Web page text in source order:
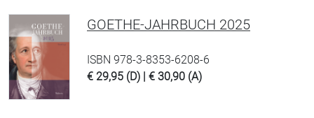
GOETHE-JAHRBUCH 2025
ISBN 978-3-8353-6208-6
€ 29,95 (D) | € 30,90 (A)